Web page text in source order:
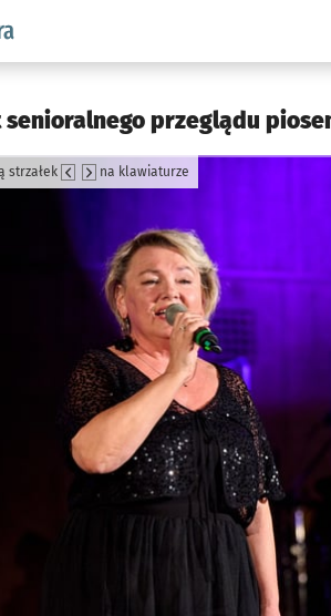
podserwis: Kultura
senioralnego przeglądu
strzałek na klawiaturze
zdjęcia.